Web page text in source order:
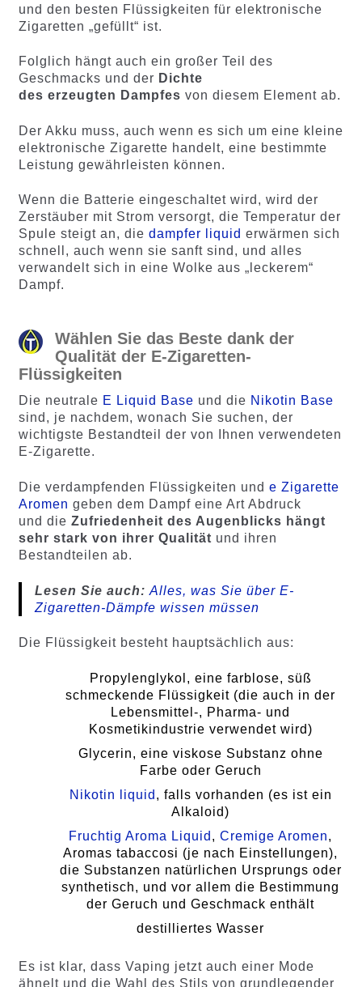
und den besten Flüssigkeiten für elektronische
Zigaretten „gefüllt“ ist.
Folglich hängt auch ein großer Teil des
Geschmacks und der Dichte
des erzeugten Dampfes von diesem Element ab.
Der Akku muss, auch wenn es sich um eine kleine
elektronische Zigarette handelt, eine bestimmte
Leistung gewährleisten können.
Wenn die Batterie eingeschaltet wird, wird der
Zerstäuber mit Strom versorgt, die Temperatur der
Spule steigt an, die dampfer liquid erwärmen sich
schnell, auch wenn sie sanft sind, und alles
verwandelt sich in eine Wolke aus „leckerem“
Dampf.
Wählen Sie das Beste dank der
Qualität der E-Zigaretten-
Flüssigkeiten
Die neutrale E Liquid Base und die Nikotin Base
sind, je nachdem, wonach Sie suchen, der
wichtigste Bestandteil der von Ihnen verwendeten
E-Zigarette.
Die verdampfenden Flüssigkeiten und e Zigarette
Aromen geben dem Dampf eine Art Abdruck
und die Zufriedenheit des Augenblicks hängt
sehr stark von ihrer Qualität und ihren
Bestandteilen ab.
Lesen Sie auch: Alles, was Sie über E-
Zigaretten-Dämpfe wissen müssen
Die Flüssigkeit besteht hauptsächlich aus:
Propylenglykol, eine farblose, süß
schmeckende Flüssigkeit (die auch in der
Lebensmittel-, Pharma- und
Kosmetikindustrie verwendet wird)
Glycerin, eine viskose Substanz ohne
Farbe oder Geruch
Nikotin liquid , falls vorhanden (es ist ein
Alkaloid)
Fruchtig Aroma Liquid , Cremige Aromen,
Aromas tabaccosi (je nach Einstellungen),
die Substanzen natürlichen Ursprungs oder
synthetisch, und vor allem die Bestimmung
der Geruch und Geschmack enthält
destilliertes Wasser
Es ist klar, dass Vaping jetzt auch einer Mode
ähnelt und die Wahl des Stils von grundlegender